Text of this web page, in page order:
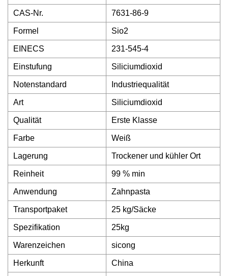
CAS-Nr. 7631-86-9
Formel Sio2
EINECS 231-545-4
Einstufung Siliciumdioxid
Notenstandard Industriequalität
Art Siliciumdioxid
Qualität Erste Klasse
Farbe Weiß
Lagerung Trockener und kühler Ort
Reinheit 99 % min
Anwendung Zahnpasta
Transportpaket 25 kg/Säcke
Spezifikation 25kg
Warenzeichen sicong
Herkunft China